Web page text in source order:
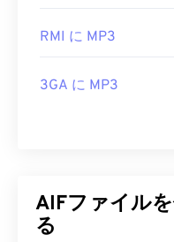
RMI に MP3
3GA に MP3
AIFファイル
る